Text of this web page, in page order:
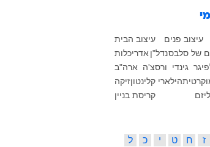
עיצוב פנים
עיצוב הבית
של סלבסנדל"ן אדריכלות
גינדי ורסצ'ה
ארה"ב
הילארי קלינטוןזיקה
קריסת בניין
ז ח ט י כ
ל